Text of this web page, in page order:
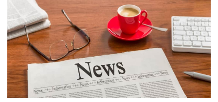
加
レ
ポー
ト
2026」
参
加
レ
ポー
ト